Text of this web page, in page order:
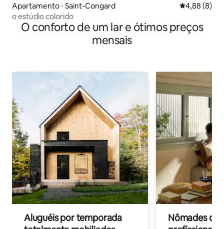
Apartamento ⋅ Saint-Congard 4,88 de uma
4,88 (8)
o estúdio colorido
O conforto de um lar e ótimos preços
mensais
Aluguéis por temporada
Nômades